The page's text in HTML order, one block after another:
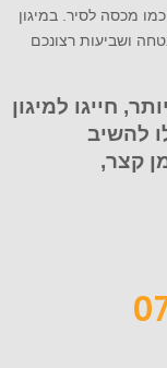
מכסה לסיר. במיגון
ושביעות רצונכם
חייגו למיגון
9079, ותוכלו להשיב
קצר,